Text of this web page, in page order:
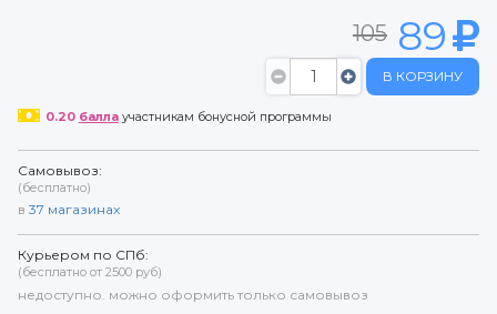
105 89
В КОРЗИНУ
0.20 баллаучастникам бонусной программы
Самовывоз:
(бесплатно)
в 37 магазинах
Курьером по СПб:
(бесплатно от 2500 руб)
недоступно. можно оформить только самовывоз